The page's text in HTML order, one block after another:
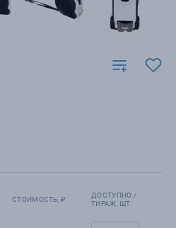
СТОИМОСТЬ, ₽
ДОСТУПНО /
ТИРАЖ, ШТ